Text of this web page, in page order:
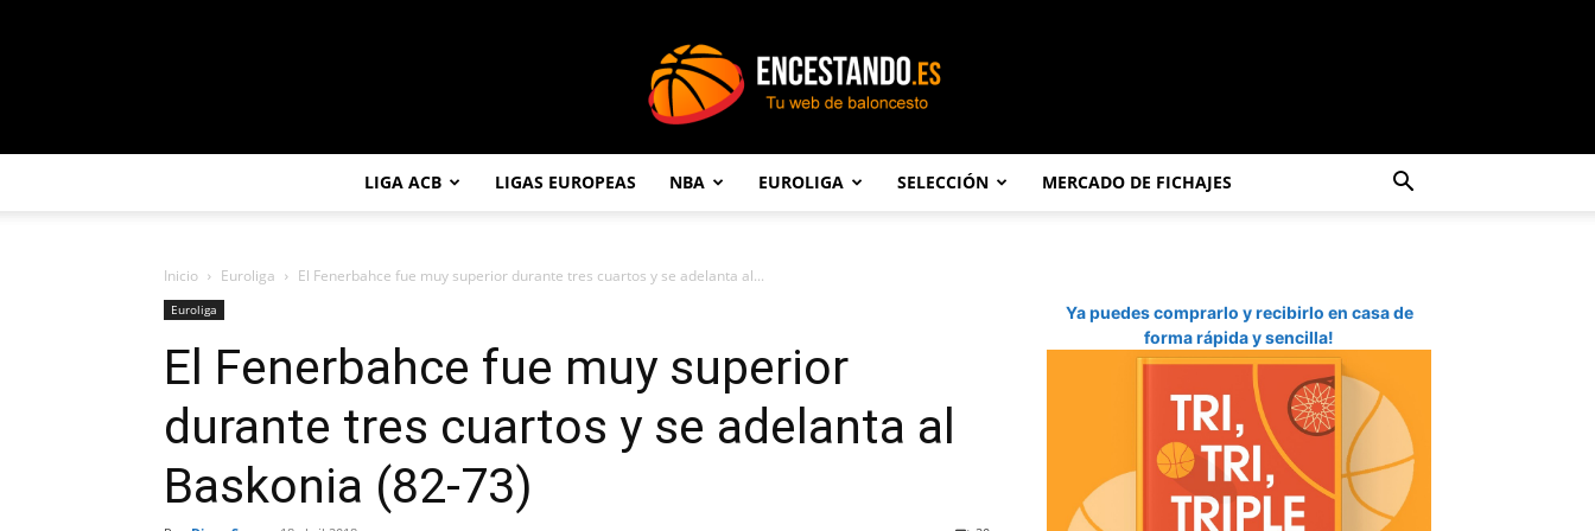
LIGA ACB LIGAS EUROPEAS NBA EUROLIGA SELECCIÓN MERCADO DE FICHAJES
Inicio Euroliga El Fenerbahce fue muy superior durante tres cuartos y se adelanta al...
Euroliga
El Fenerbahce fue muy superior
durante tres cuartos y se adelanta al
Baskonia (82-73)
Ya puedes comprarlo y recibirlo en casa de
forma rápida y sencilla!